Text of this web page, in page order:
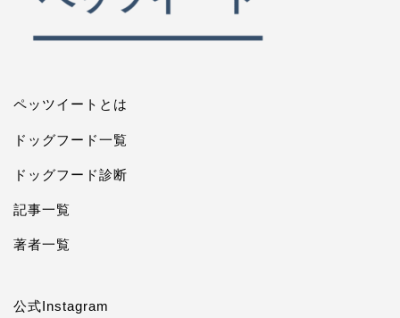
ペッツイートとは
ドッグフード一覧
ドッグフード診断
記事一覧
著者一覧
公式Instagram